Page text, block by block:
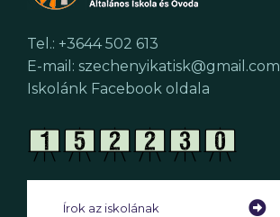
Tel.: +3644 502 613
E-mail: szechenyikatisk@gmail.com
Iskolánk Facebook oldala
Írok az iskolának